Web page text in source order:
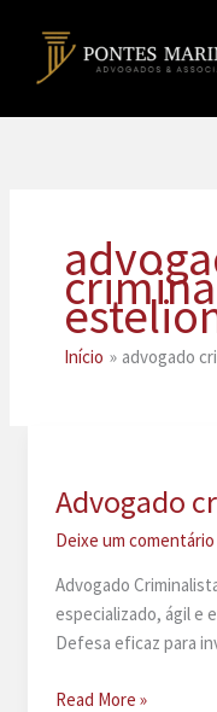
Início advogado
Advogado
Deixe um comentário
Advogado
especializado, ágil e
Defesa eficaz para
Advogado
Read More »